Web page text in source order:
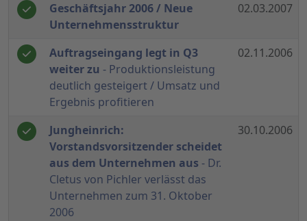
Geschäftsjahr 2006 / Neue
Unternehmensstruktur
02.03.2007
Auftragseingang legt in Q3
weiter zu - Produktionsleistung
deutlich gesteigert / Umsatz und
Ergebnis profitieren
02.11.2006
Jungheinrich:
Vorstandsvorsitzender scheidet
aus dem Unternehmen aus - Dr.
Cletus von Pichler verlässt das
Unternehmen zum 31. Oktober
2006
30.10.2006